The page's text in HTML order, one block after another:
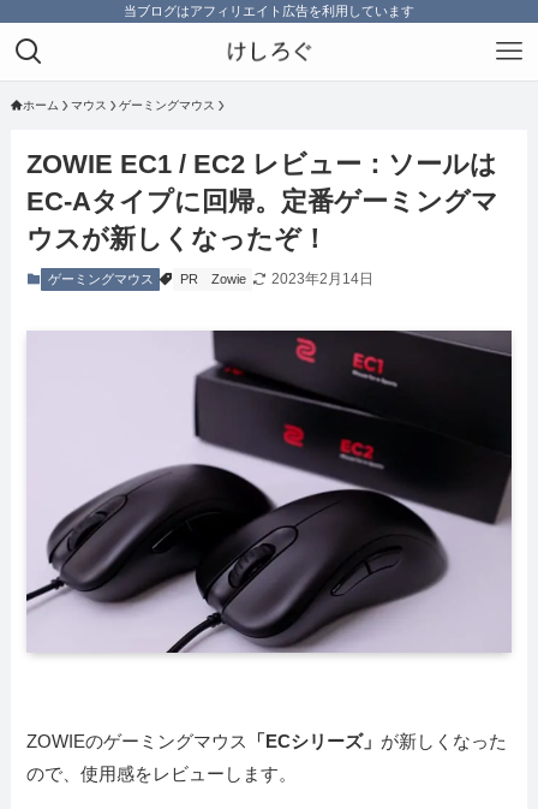
当ブログはアフィリエイト広告を利用しています
ホーム マウス ゲーミングマウス
ZOWIE EC1 / EC2 レビュー：ソールは
EC-Aタイプに回帰。定番ゲーミングマ
ウスが新しくなったぞ！
ゲーミングマウス PR Zowie 2023年2月14日
ZOWIEのゲーミングマウス 「ECシリーズ」 が新しくなった
ので、使用感をレビューします。